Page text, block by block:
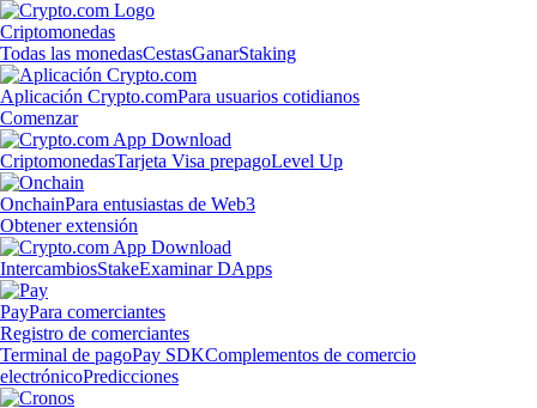
Criptomonedas
Todas las monedasCestasGanarStaking
Aplicación Crypto.comPara usuarios cotidianos
Comenzar
CriptomonedasTarjeta Visa prepagoLevel Up
OnchainPara entusiastas de Web3
Obtener extensión
IntercambiosStakeExaminar DApps
PayPara comerciantes
Registro de comerciantes
Terminal de pagoPay SDKComplementos de comercio
electrónicoPredicciones